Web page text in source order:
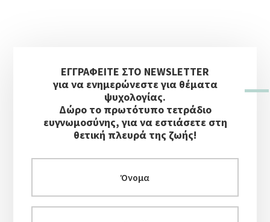
ΠλευρικήΕΓΓΡΑΦΕΙΤΕ ΣΤΟ NEWSLETTER
για να ενημερώνεστε για θέματα
ψυχολογίας.
Δώρο το πρωτότυπο τετράδιο
ευγνωμοσύνης, για να εστιάσετε στη
θετική πλευρά της ζωής!